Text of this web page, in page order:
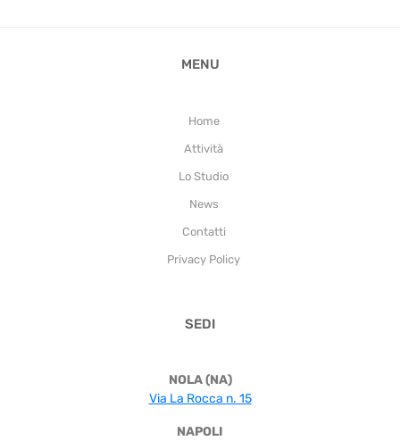
MENU
Home
Attività
Lo Studio
News
Contatti
Privacy Policy
SEDI
NOLA (NA)
Via La Rocca n. 15
NAPOLI